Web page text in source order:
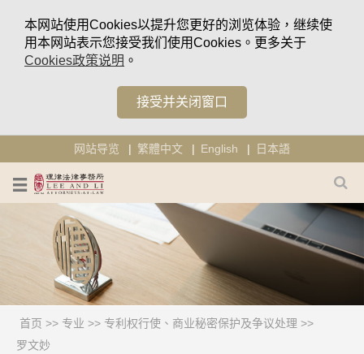
本网站使用Cookies以提升您更好的浏览体验，继续使
用本网站表示您接受我们使用Cookies。更多关于
Cookies政策说明 。
接受并关闭窗口
网站导览 繁體中文 English 日本語
首页 >> 专业 >> 专利权行使、商业秘密保护及争议处理 >>
罗文妙